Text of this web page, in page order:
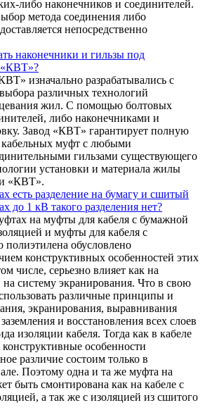
либо наконечников и соединителей.
метода соединения либо
непосредственно
наконечники и гильзы под
«КВТ»?
изначально разрабатывались с
различных технологий
жил. С помощью болтовых
либо наконечниками и
Завод «КВТ» гарантирует полную
кабельных муфт с любыми
гильзами существующего
установки и материала жилы
«КВТ».
есть разделение на бумагу и сшитый
до 1 кВ такого разделения нет?
на муфты для кабеля с бумажной
и муфты для кабеля с
полиэтилена обусловлено
конструктивных особенностей этих
числе, серьезно влияет как на
на систему экранирования. Что в свою
различные принципы и
экранирования, выравнивания
и восстановления всех слоев
изоляции кабеля. Тогда как в кабеле
особенности
различие состоим только в
Поэтому одна и та же муфта на
быть смонтирована как на кабеле с
а так же с изоляцией из сшитого